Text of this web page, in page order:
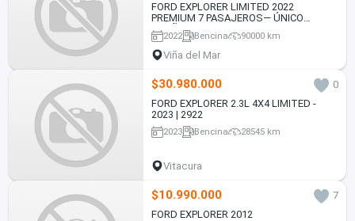
FORD EXPLORER LIMITED 2022
PREMIUM 7 PASAJEROS— ÚNICO
DUEÑO — $25.900.000
2022 Bencina 90000 km
Viña del Mar
$30.980.000
0
FORD EXPLORER 2.3L 4X4 LIMITED -
2023 | 2922
2023 Bencina 28545 km
Vitacura
$10.990.000
7
FORD EXPLORER 2012